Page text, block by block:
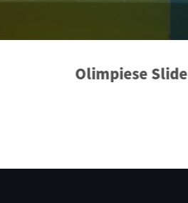
Olimpiese Slide